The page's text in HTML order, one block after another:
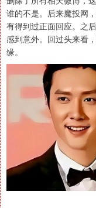
谁的不是。后来魔投网
有得到过正面回应。之
感到意外。回过头来看
缘。